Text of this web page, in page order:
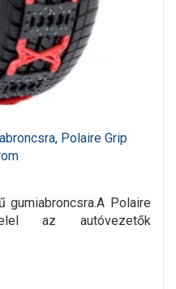
Polaire Grip
gumiabroncsra.A Polaire
az autóvezetők